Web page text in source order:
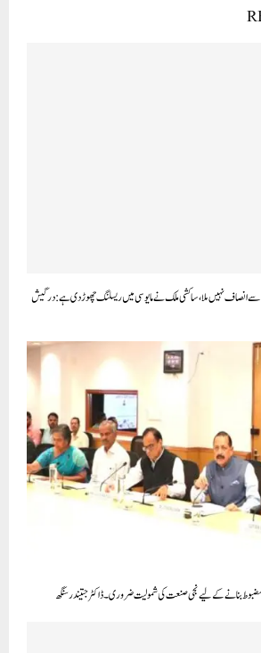
انصاف نہیں ملا، ساکشی ملک نے مایوسی میں ریسلنگ چھوڑ دی ہے: درگیش
مضبوط بنانے کے لیے نجی صنعت کی شمولیت ضروری ۔ ڈاکٹر جتیندر سنگھ